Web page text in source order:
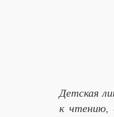
Детская
к чтению,